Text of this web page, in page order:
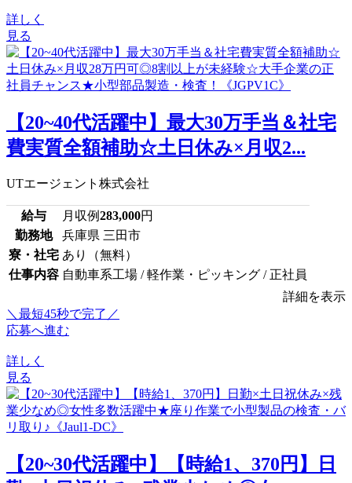
詳しく
見る
【20~40代活躍中】最大30万手当＆社宅
費実質全額補助☆土日休み×月収2...
UTエージェント株式会社
給与 月収例283,000円
勤務地
兵庫県 三田市
寮・社宅 あり（無料）
仕事内容 自動車系工場 / 軽作業・ピッキング / 正社員
詳細を表示
＼最短45秒で完了／
応募へ進む
詳しく
見る
【20~30代活躍中】【時給1、370円】日